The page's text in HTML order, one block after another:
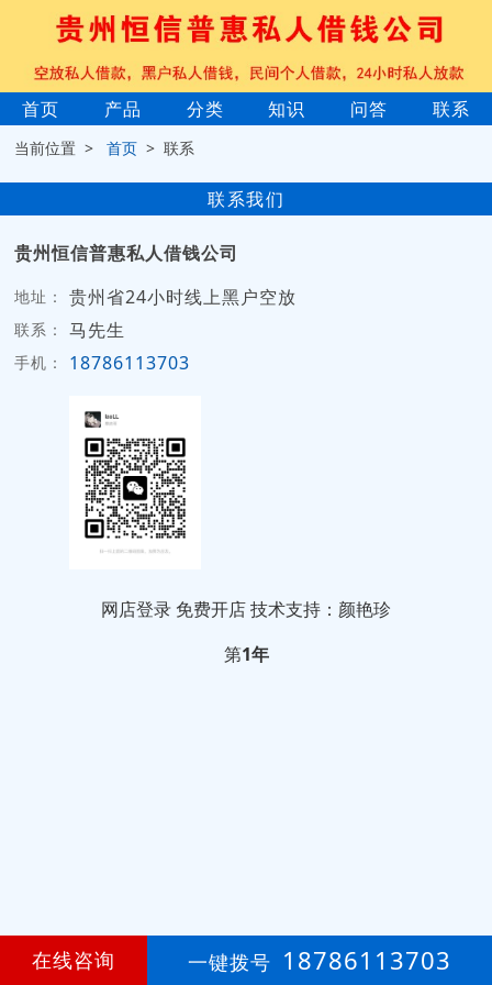
首页 产品 分类 知识 问答 联系
当前位置 >首页 > 联系
联系我们
贵州恒信普惠私人借钱公司
地址： 贵州省24小时线上黑户空放
联系： 马先生
手机： 18786113703
网店登录 免费开店技术支持：颜艳珍
第1年
在线咨询 一键拨号 18786113703